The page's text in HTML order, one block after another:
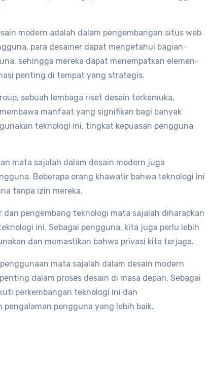
modern adalah dalam pengembangan situs web
para desainer dapat mengetahui bagian-
sehingga mereka dapat menempatkan elemen-
penting di tempat yang strategis.
sebuah lembaga riset desain terkemuka,
manfaat yang signifikan bagi banyak
teknologi ini, tingkat kepuasan pengguna
mata sajalah dalam desain modern juga
Beberapa orang khawatir bahwa teknologi ini
tanpa izin mereka.
pengembang teknologi mata sajalah diharapkan
ini. Sebagai pengguna, kita juga perlu lebih
dan memastikan bahwa privasi kita terjaga.
mata sajalah dalam desain modern
dalam proses desain di masa depan. Sebagai
perkembangan teknologi ini dan
pengguna yang lebih baik.